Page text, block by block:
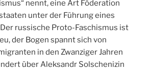
nennt, eine Art Föderation
unter der Führung eines
russische Proto-Faschismus ist
der Bogen spannt sich von
in den Zwanziger Jahren
über Aleksandr Solschenizin